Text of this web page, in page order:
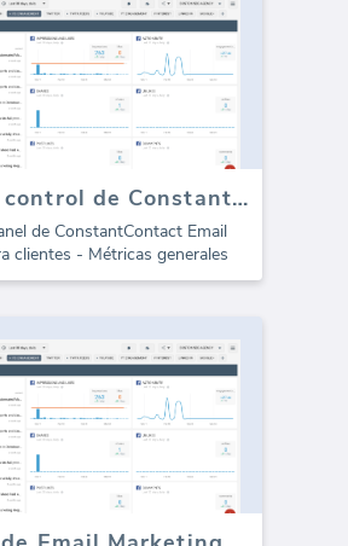
Panel de control de Constant Contact Email Marketing
de ConstantContact Email
clientes - Métricas generales